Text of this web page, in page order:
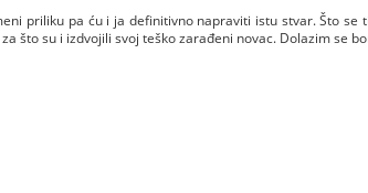
priliku pa ću i ja definitivno napraviti istu stvar. Što se
što su i izdvojili svoj teško zarađeni novac. Dolazim se